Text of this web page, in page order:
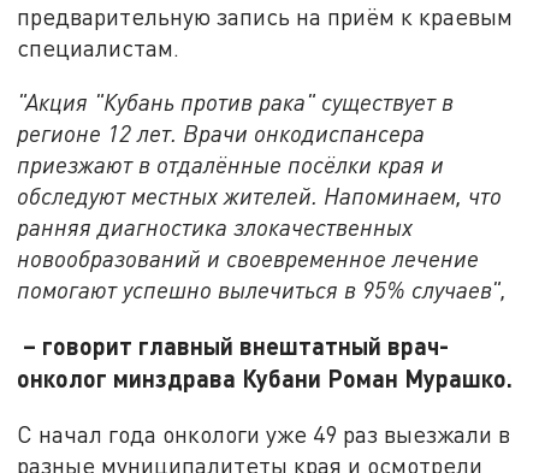
предварительную запись на приём к краевым
специалистам.
"Акция "Кубань против рака" существует в
регионе 12 лет. Врачи онкодиспансера
приезжают в отдалённые посёлки края и
обследуют местных жителей. Напоминаем, что
ранняя диагностика злокачественных
новообразований и своевременное лечение
помогают успешно вылечиться в 95% случаев",
– говорит главный внештатный врач-
онколог минздрава Кубани Роман Мурашко.
С начал года онкологи уже 49 раз выезжали в
разные муниципалитеты края и осмотрели